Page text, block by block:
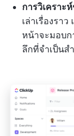
การวิเคราะ
เล่าเรื่องรา
หน้าจะมอบก
ลึกที่จำเป็นส